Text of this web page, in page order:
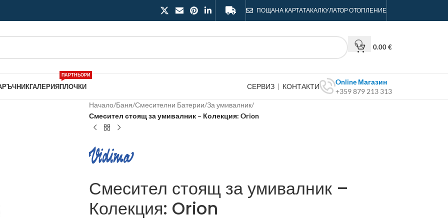
ПОЩАНА КАРТАТАКАЛКУЛАТОР ОТОПЛЕНИЕ
0.00€
ГАЛЕРИЯПЛОЧКИ
ПАРТНЬОРИ
СЕРВИЗ | КОНТАКТИ
Online Магазин
+359 879 213 313
Начало/Баня/Смесителни Батерии/За умивалник/
Смесител стоящ за умивалник – Колекция: Orion
Смесител стоящ за умивалник –
Колекция: Orion